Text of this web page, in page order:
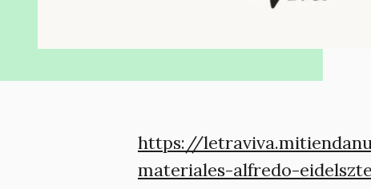
https://
materiales-alfredo-